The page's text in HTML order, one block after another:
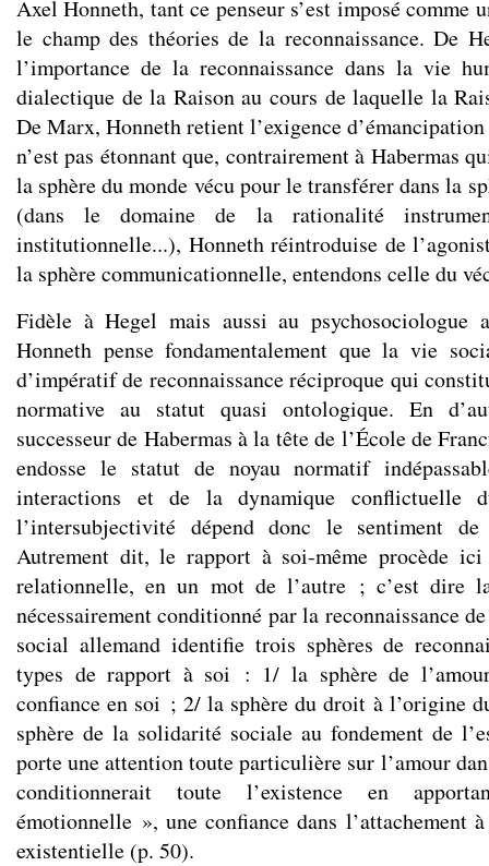
Axel Honneth, tant ce penseur s’est imposé comme
le champ des théories de la reconnaissance. De
l’importance de la reconnaissance dans la vie
dialectique de la Raison au cours de laquelle la
De Marx, Honneth retient l’exigence
n’est pas étonnant que, contrairement à Habermas
la sphère du monde vécu pour le transférer dans la
(dans le domaine de la rationalité
institutionnelle...), Honneth réintroduise de
la sphère communicationnelle, entendons celle du
Fidèle à Hegel mais aussi au psychosociologue
Honneth pense fondamentalement que la vie
d’impératif de reconnaissance réciproque qui
normative au statut quasi ontologique. En
successeur de Habermas à la tête de l’École de
endosse le statut de noyau normatif
interactions et de la dynamique conflictuelle
l’intersubjectivité dépend donc le sentiment
Autrement dit, le rapport à soi-même procède ici
relationnelle, en un mot de l’autre ; c’est dire
nécessairement conditionné par la reconnaissance
social allemand identifie trois sphères de
types de rapport à soi : 1/ la sphère de
confiance en soi ; 2/ la sphère du droit à l’origine
sphère de la solidarité sociale au fondement de
porte une attention toute particulière sur l’amour
conditionnerait toute l’existence en
émotionnelle », une confiance dans l’attachement
existentielle (p. 50).